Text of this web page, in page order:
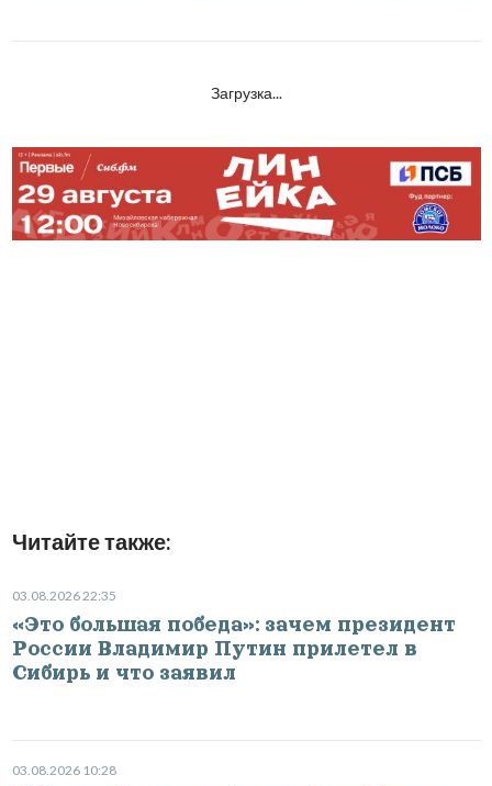
Загрузка...
Читайте также:
03.08.2026 22:35
«Это большая победа»: зачем президент
России Владимир Путин прилетел в
Сибирь и что заявил
03.08.2026 10:28